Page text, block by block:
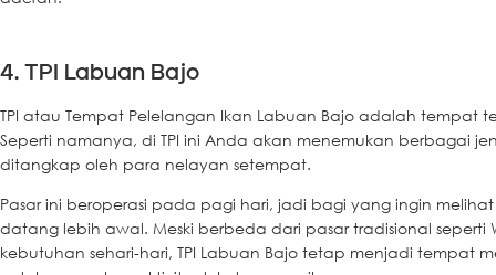
4. TPI Labuan Bajo
TPI atau Tempat Pelelangan Ikan Labuan Bajo adalah tempat
Seperti namanya, di TPI ini Anda akan menemukan berbagai
ditangkap oleh para nelayan setempat.
Pasar ini beroperasi pada pagi hari, jadi bagi yang ingin
datang lebih awal. Meski berbeda dari pasar tradisional seperti
kebutuhan sehari-hari, TPI Labuan Bajo tetap menjadi tempat